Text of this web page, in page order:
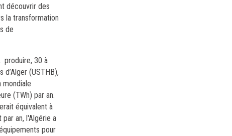
découvrir des
la transformation
de
produire, 30 à
(USTHB),
(TWh) par an.
équivalent à
an, l'Algérie a
pour